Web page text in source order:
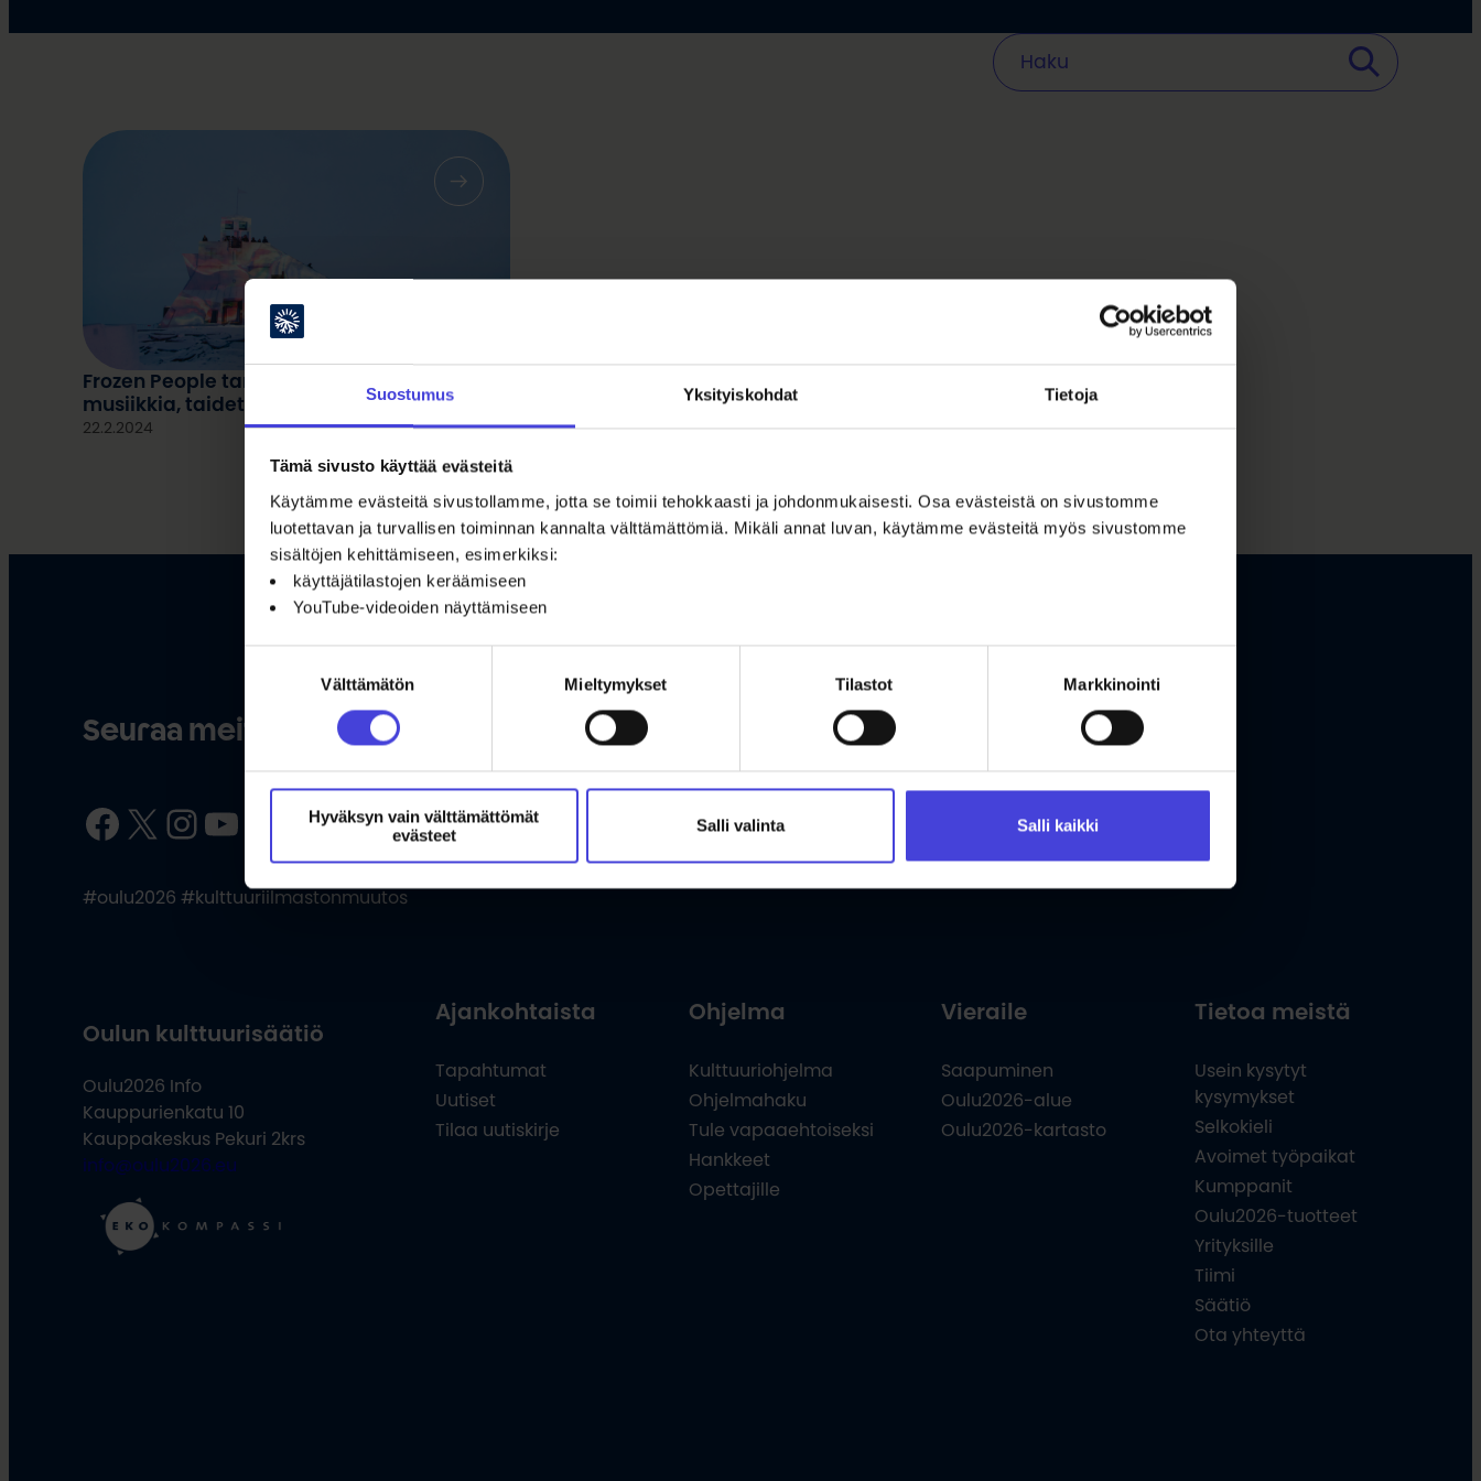
Suostumus Yksityiskohdat Tietoja
Tämä sivusto käyttää evästeitä
Käytämme evästeitä sivustollamme, jotta se toimii tehokkaasti ja johdonmukaisesti. Osa evästeistä on sivustomme
luotettavan ja turvallisen toiminnan kannalta välttämättömiä. Mikäli annat luvan, käytämme evästeitä myös sivustomme
sisältöjen kehittämiseen, esimerkiksi:
käyttäjätilastojen keräämiseen
YouTube-videoiden näyttämiseen
Välttämätön Mieltymykset Tilastot Markkinointi
Hyväksyn vain välttämättömät
evästeet
Salli valinta Salli kaikki
Frozen People tarjoilee elektronista
musiikkia, taidetta ja performansseja
22.2.2024
Seuraa meitä somessa
Facebook X InstagramYouTube
#oulu2026 #kulttuuriilmastonmuutos
Oulun kulttuurisäätiö
Oulu2026 Info
Kauppurienkatu 10
Kauppakeskus Pekuri 2krs
info@oulu2026.eu
Ajankohtaista
Tapahtumat
Uutiset
Tilaa uutiskirje
Ohjelma
Kulttuuriohjelma
Ohjelmahaku
Tule vapaaehtoiseksi
Hankkeet
Opettajille
Vieraile
Saapuminen
Oulu2026-alue
Oulu2026-kartasto
Tietoa meistä
Usein kysytyt
kysymykset
Selkokieli
Avoimet työpaikat
Kumppanit
Oulu2026-tuotteet
Yrityksille
Tiimi
Säätiö
Ota yhteyttä